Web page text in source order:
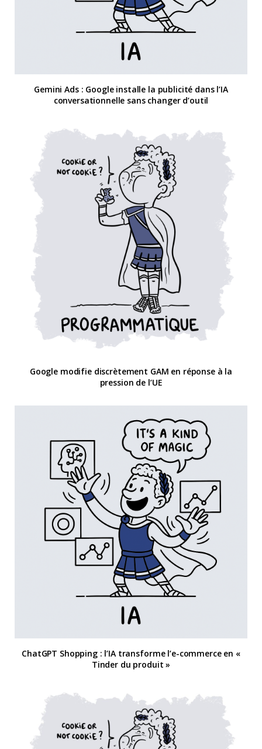
Gemini Ads : Google installe la publicité dans l’IA
conversationnelle sans changer d’outil
Google modifie discrètement GAM en réponse à la
pression de l’UE
ChatGPT Shopping : l’IA transforme l’e-commerce en «
Tinder du produit »